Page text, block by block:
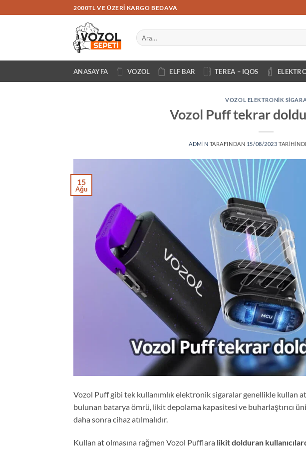
atla
2000TL VE ÜZERI KARGO BEDAVA
Ara:
ANASAYFA VOZOL ELF BAR TEREA – IQOS
VOZOL ELEKTRONIK
Vozol Puff tekrar
ADMIN TARAFINDAN 15/08/2023
15
Ağu
Vozol Puff gibi tek kullanımlık elektronik sigaralar genellikle kullan
bulunan batarya ömrü, likit depolama kapasitesi ve buharlaştırıcı
daha sonra cihaz atılmalıdır.
Kullan at olmasına rağmen Vozol Pufflara likit dolduran